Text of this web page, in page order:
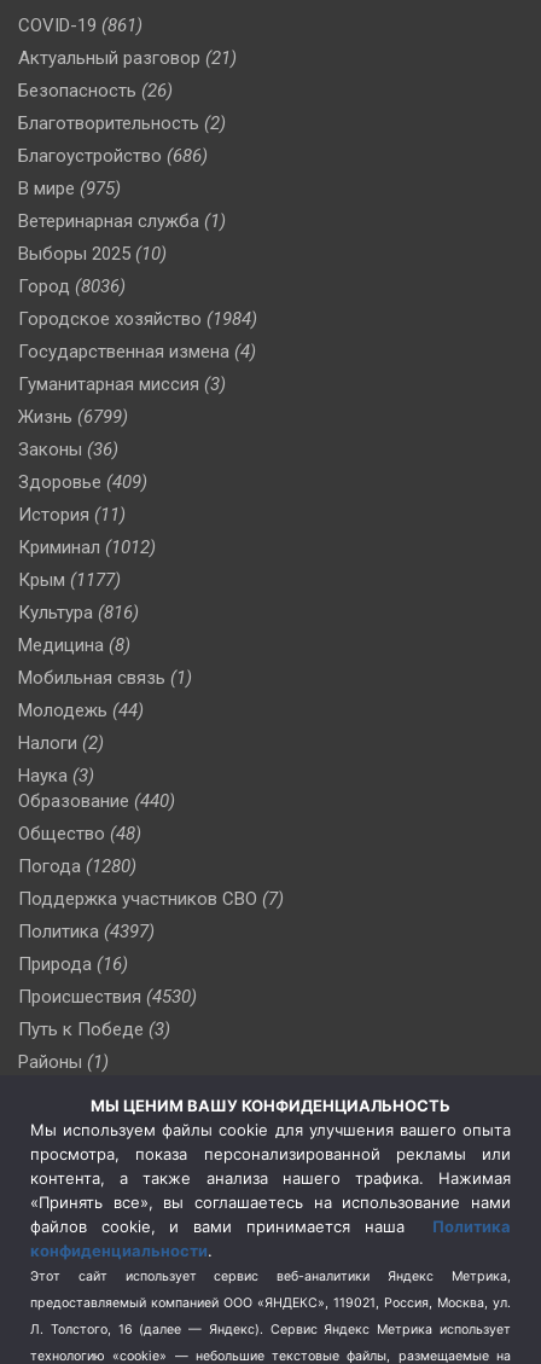
COVID-19 (861)
Актуальный разговор (21)
Безопасность (26)
Благотворительность (2)
Благоустройство (686)
В мире (975)
Ветеринарная служба (1)
Выборы 2025 (10)
Город (8036)
Городское хозяйство (1984)
Государственная измена (4)
Гуманитарная миссия (3)
Жизнь (6799)
Законы (36)
Здоровье (409)
История (11)
Криминал (1012)
Крым (1177)
Культура (816)
Медицина (8)
Мобильная связь (1)
Молодежь (44)
Налоги (2)
Наука (3)
Образование (440)
Общество (48)
Погода (1280)
Поддержка участников СВО (7)
Политика (4397)
Природа (16)
Происшествия (4530)
Путь к Победе (3)
Районы (1)
(510)
Сельское хозяйство (3)
Социальная политика
(3)
Спецоперация в Украине
Спецоперация на Украине
(404)
Спорт (740)
Терроризм (1)
Транспорт (262)
МЫ ЦЕНИМ ВАШУ КОНФИДЕНЦИАЛЬНОСТЬ
Мы используем файлы cookie для улучшения вашего опыта
просмотра, показа персонализированной рекламы или
контента, а также анализа нашего трафика. Нажимая
«Принять все», вы соглашаетесь на использование нами
файлов cookie, и вами принимается наша Политика
конфиденциальности.
Этот сайт использует сервис веб-аналитики Яндекс Метрика,
предоставляемый компанией ООО «ЯНДЕКС», 119021, Россия, Москва, ул.
Л. Толстого, 16 (далее — Яндекс). Сервис Яндекс Метрика использует
технологию «cookie» — небольшие текстовые файлы, размещаемые на